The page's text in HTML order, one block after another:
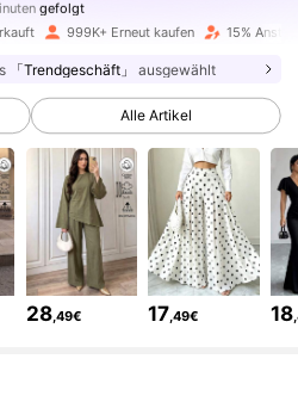
999K+ Erneut kaufen 15%
「Trendgeschäft」 ausgewählt
Alle Artikel
28,49€ 17,49€ 18